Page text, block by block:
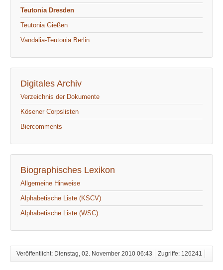
Teutonia Dresden
Teutonia Gießen
Vandalia-Teutonia Berlin
Digitales Archiv
Verzeichnis der Dokumente
Kösener Corpslisten
Biercomments
Biographisches Lexikon
Allgemeine Hinweise
Alphabetische Liste (KSCV)
Alphabetische Liste (WSC)
Veröffentlicht: Dienstag, 02. November 2010 06:43 Zugriffe: 126241